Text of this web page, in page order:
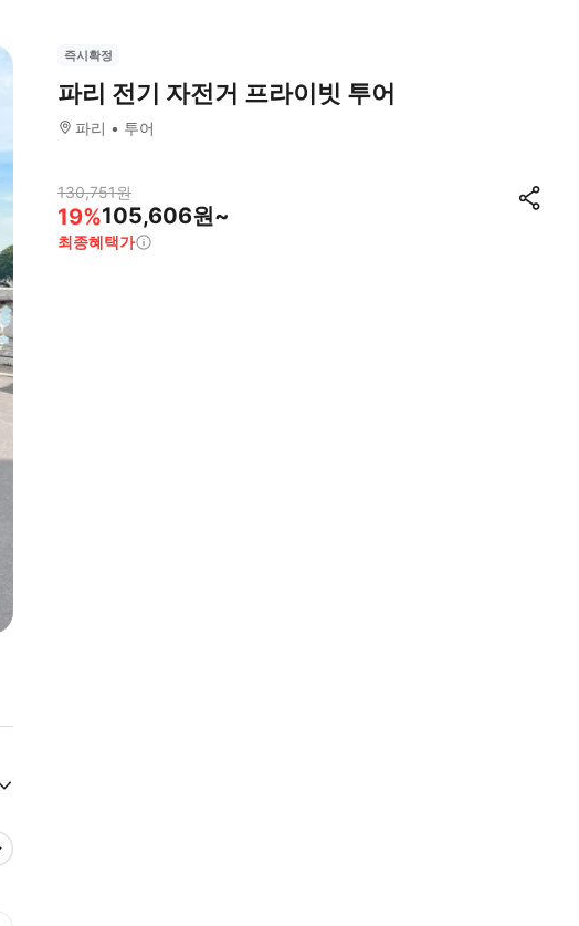
즉시확정
파리 전기 자전거 프라이빗 투어
파리 투어
130,751원
19%105,606원~
최종혜택가